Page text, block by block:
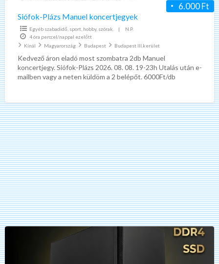
6.000 Ft
Siófok-Plázs Manuel koncertjegyek
Egyéb szabadidő, sport, hobby, szórak. |
N.P.
4 óra perccel/nappal ezelőtt
Kínál
Magyarország Budapest Budapest III.kerület
Kedvező áron eladó most szombatra 2db Manuel
koncertjegy. Siófok-Plázs 2026. 08. 08. 19-23h Utalás után e-
mailben vagy a neten küldöm a 2 belépőt. 6000Ft/db
PC
Factory
Basic